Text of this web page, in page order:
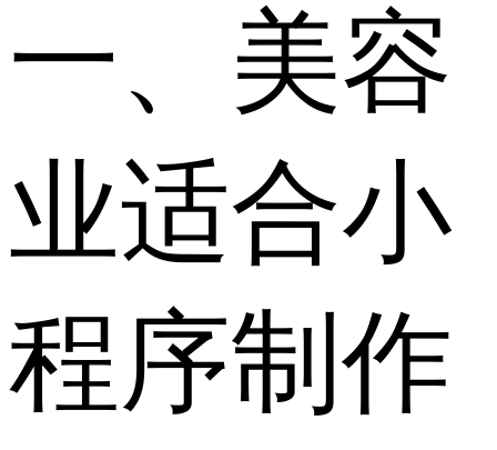
一、美容
业适合小
程序制作